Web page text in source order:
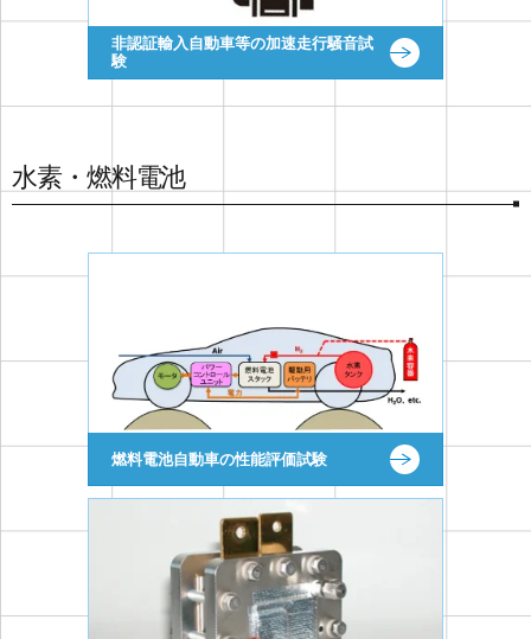
非認証輸入自動車等の加速走行騒音試
験
水素・燃料電池
燃料電池自動車の性能評価試験